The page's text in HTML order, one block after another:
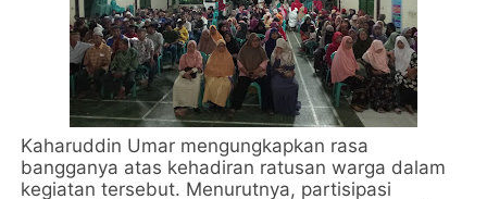
Kaharuddin Umar mengungkapkan rasa
bangganya atas kehadiran ratusan warga dalam
kegiatan tersebut. Menurutnya, partisipasi